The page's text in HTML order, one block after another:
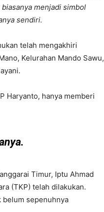
menjadi simbol
sendiri.
telah mengakhiri
Kelurahan Mando Sawu,
Haryanto, hanya memberi
Timur, Iptu Ahmad
(TKP) telah dilakukan.
belum sepenuhnya